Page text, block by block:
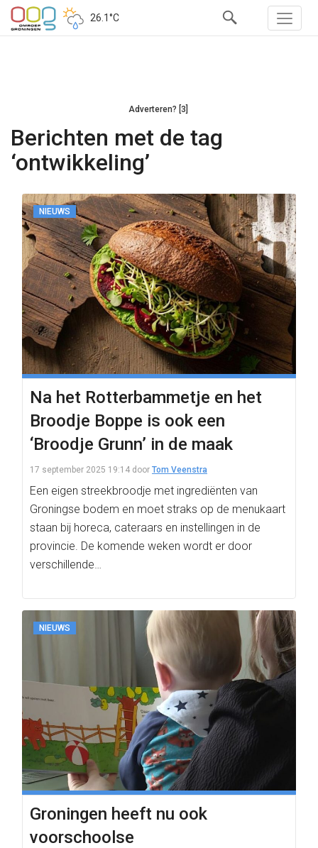
26.1°C
Adverteren? [3]
Berichten met de tag
‘ontwikkeling’
NIEUWS
Na het Rotterbammetje en het
Broodje Boppe is ook een
‘Broodje Grunn’ in de maak
17 september 2025 19:14 door Tom Veenstra
Een eigen streekbroodje met ingrediënten van
Groningse bodem en moet straks op de menukaart
staan bij horeca, cateraars en instellingen in de
provincie. De komende weken wordt er door
verschillende…
NIEUWS
Groningen heeft nu ook
voorschoolse